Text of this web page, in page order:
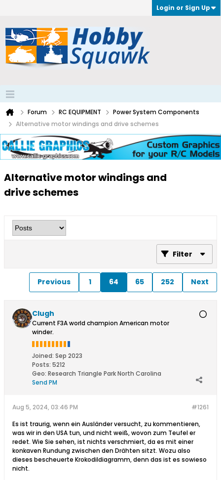
Login or Sign Up
Forum RC EQUIPMENT
Power System Components
Alternative motor windings and drive schemes
Alternative motor windings and
drive schemes
Filter
Previous 1 64 65 252 Next
Clugh
Current F3A world champion American motor
winder.
Joined: Sep 2023
Posts: 5212
Geo: Research Triangle Park North Carolina
Send PM
#1261
Aug 5, 2024, 03:46 PM
Es ist traurig, wenn ein Ausländer versucht, zu kommentieren,
was wir in den USA tun, und nicht weiß, wovon zum Teufel er
redet. Wie Sie sehen, ist nichts verschmiert, da es mit einer
konkaven Rundung zwischen den Drähten sitzt. Wozu also
dieses bescheuerte Krokodildiagramm, denn das ist es sowieso
nicht.